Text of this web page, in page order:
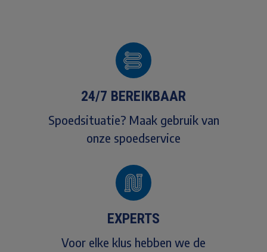
24/7 BEREIKBAAR
Spoedsituatie? Maak gebruik van
onze spoedservice
EXPERTS
Voor elke klus hebben we de